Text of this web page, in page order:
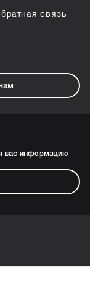
связь
вас информацию